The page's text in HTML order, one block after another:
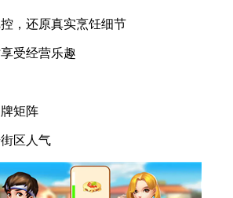
，还原真实烹饪细节
受经营乐趣
矩阵
区人气